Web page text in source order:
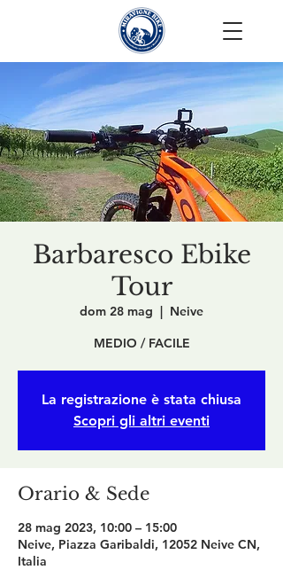
Barbaresco Ebike
Tour
dom 28 mag
  |
Neive
MEDIO / FACILE
La registrazione è stata chiusa
Scopri gli altri eventi
Orario & Sede
28 mag 2023, 10:00 – 15:00
Neive, Piazza Garibaldi, 12052 Neive CN,
Italia